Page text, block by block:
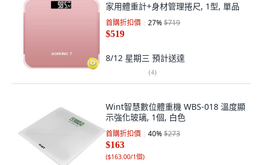
家用體重計+身材管理捲尺, 1型, 單品
首購折扣價 27%$719
$519
8/12 星期三 預計送達
(4)
Wint智慧數位體重機 WBS-018 溫度顯
示強化玻璃, 1個, 白色
首購折扣價 40%$273
$163
($163.00/1個)